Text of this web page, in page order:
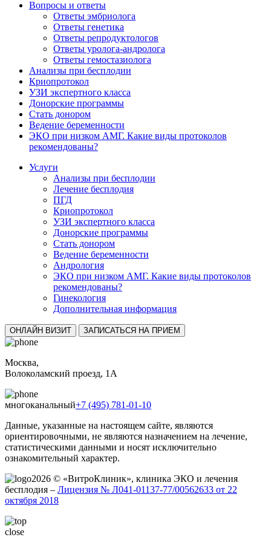
Вопросы и ответы
Ответы эмбриолога
Ответы генетика
Ответы репродуктологов
Ответы уролога-андролога
Ответы гемостазиолога
Анализы при бесплодии
Криопротокол
УЗИ экспертного класса
Донорские программы
Стать донором
Ведение беременности
ЭКО при низком АМГ. Какие виды протоколов
рекомендованы?
Услуги
Анализы при бесплодии
Лечение бесплодия
ПГД
Криопротокол
УЗИ экспертного класса
Донорские программы
Стать донором
Ведение беременности
Андрология
ЭКО при низком АМГ. Какие виды протоколов
рекомендованы?
Гинекология
Дополнительная информация
ОНЛАЙН ВИЗИТ ЗАПИСАТЬСЯ НА ПРИЕМ
Москва,
Волоколамский проезд, 1А
многоканальный+7 (495) 781-01-10
Данные, указанные на настоящем сайте, являются
ориентировочными, не являются назначением на лечение,
статистическими данными и носят исключительно
ознакомительный характер.
2026 © «ВитроКлиник», клиника ЭКО и лечения
бесплодия – Лицензия № Л041-01137-77/00562633 от 22
октября 2018
close